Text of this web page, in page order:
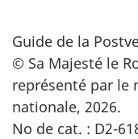
Guide de la
© Sa Majesté le
représenté par le
nationale, 2026.
No de cat. : D2-